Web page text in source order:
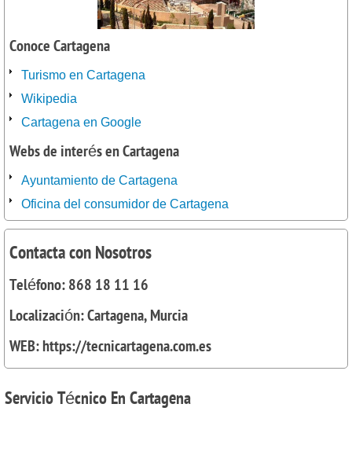
Conoce Cartagena
Turismo en Cartagena
Wikipedia
Cartagena en Google
Webs de interés en Cartagena
Ayuntamiento de Cartagena
Oficina del consumidor de Cartagena
Contacta con Nosotros
Teléfono: 868 18 11 16
Localización: Cartagena, Murcia
WEB: https://tecnicartagena.com.es
ServicioTécnico En Cartagena